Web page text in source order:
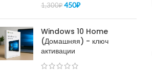
1,300₽ 450₽
Windows 10 Home
(Домашняя) - ключ
активации